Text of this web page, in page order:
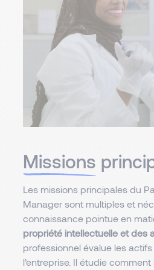
Missions
Les missions principales du
Manager sont multiples et
connaissance pointue en
propriété intellectuelle et des
professionnel évalue les
l’entreprise. Il étudie